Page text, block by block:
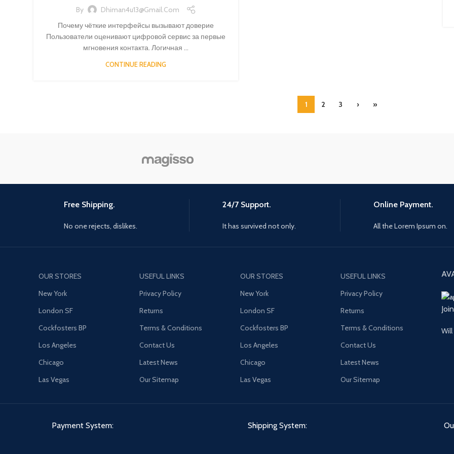
By
Dhiman4u13@gmail.com
Почему чёткие интерфейсы вызывают доверие
Пользователи оценивают цифровой сервис за первые
мгновения контакта. Логичная ...
CONTINUE READING
1 2 3 › »
Free Shipping.
No one rejects, dislikes.
24/7 Support.
It has survived not only.
Online Payment.
All the Lorem Ipsum on.
OUR STORES
New York
London SF
Cockfosters BP
Los Angeles
Chicago
Las Vegas
USEFUL LINKS
Privacy Policy
Returns
Terms & Conditions
Contact Us
Latest News
Our Sitemap
OUR STORES
New York
London SF
Cockfosters BP
Los Angeles
Chicago
Las Vegas
USEFUL LINKS
Privacy Policy
Returns
Terms & Conditions
Contact Us
Latest News
Our Sitemap
Payment System: Shipping System: